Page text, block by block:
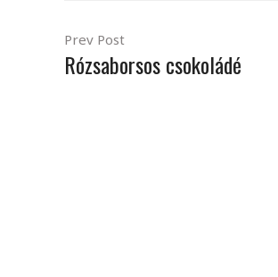
Prev Post
Rózsaborsos csokoládé